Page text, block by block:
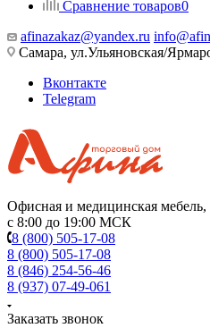
Сравнение товаров0
afinazakaz@yandex.ru
Самара, ул.Ульяновская/
Вконтакте
Telegram
Офисная и медицинская мебель,
с 8:00 до 19:00 МСК
8 (800) 505-17-08
8 (800) 505-17-08
8 (846) 254-56-46
8 (937) 07-49-061
Заказать звонок